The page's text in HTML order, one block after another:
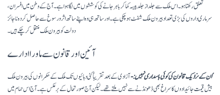
تعلق رکھتا ہو۔ اس ملک سے جلد از جلد پیسہ کما کر باہر جانے کی کوششوں میں لگا ہوا ہے۔ آج کے وطن میں افسران،
سرماری داروں کی بڑی تعداد بیرون ملک شفٹ ہوچکی ہے۔ اور ساتھ ہی وہ اپنے ساتھ اثر و رسوخ سے حاصل کردہ ناجائز
دولت کو بیرون ملک منتقل کرچکے ہیں۔
آئین اور قانون سے ماورا ادارے
اُن کے نزدیک قانون کی کوئی باسداری نہیں:-آزادی کے بعد تقریباً کئی دہائیوں تک ملک کے حکمرانوں کی بیرون ملک
بیش قیمت جائیدادوں کا سراغ بھی ڈھونڈنے سے نہیں ملتے تھے۔ لیکن آج صورتحال کے برعکس ہے۔ آج اس حمام میں